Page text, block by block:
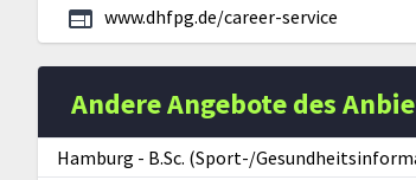
www.dhfpg.de/career-service
Andere Angebote des
Hamburg - B.Sc. (Sport-/